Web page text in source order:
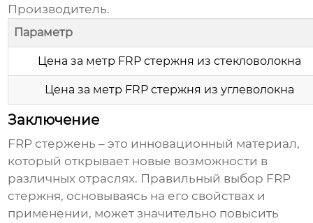
Производитель.
Параметр
Цена за метр FRP стержня из стекловолокна
Цена за метр FRP стержня из углеволокна
Заключение
FRP стержень – это инновационный материал,
который открывает новые возможности в
различных отраслях. Правильный выбор FRP
стержня, основываясь на его свойствах и
применении, может значительно повысить